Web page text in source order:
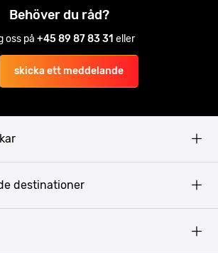
Behöver du råd?
oss på +45 89 87 83 31 eller
skicka ett meddelande
destinationer